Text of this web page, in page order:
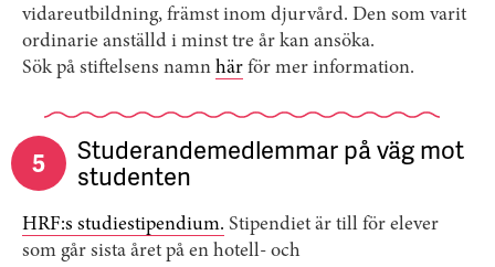
vidareutbildning, främst inom djurvård. Den som varit
ordinarie anställd i minst tre år kan ansöka.
Sök på stiftelsens namn här för mer information.
5 Studerandemedlemmar på väg mot
studenten
HRF:s studiestipendium. Stipendiet är till för elever
som går sista året på en hotell- och